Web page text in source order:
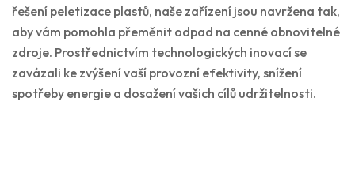
řešení peletizace plastů, naše zařízení jsou navržena tak,
aby vám pomohla přeměnit odpad na cenné obnovitelné
zdroje. Prostřednictvím technologických inovací se
zavázali ke zvýšení vaší provozní efektivity, snížení
spotřeby energie a dosažení vašich cílů udržitelnosti.